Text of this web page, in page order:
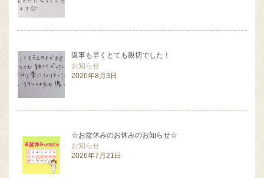
返事も早くとても親切でした！
お知らせ
2026年8月3日
☆お盆休みのお休みのお知らせ☆
お知らせ
2026年7月21日